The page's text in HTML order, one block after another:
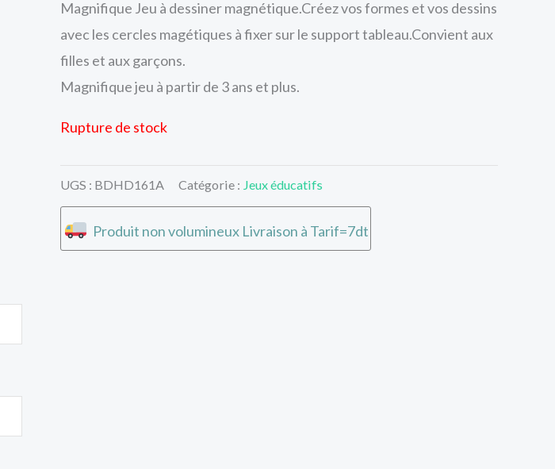
Magnifique Jeu à dessiner magnétique.Créez vos formes et vos dessins
avec les cercles magétiques à fixer sur le support tableau.Convient aux
filles et aux garçons.
Magnifique jeu à partir de 3 ans et plus.
Rupture de stock
UGS : BDHD161A Catégorie : Jeux éducatifs
Produit non volumineux Livraison à Tarif=7dt